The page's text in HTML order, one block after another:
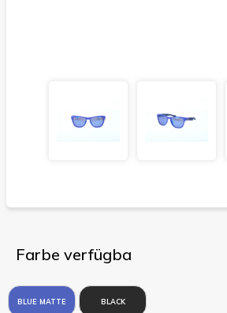
Farbe verfügba
BLUE MATTE BLACK